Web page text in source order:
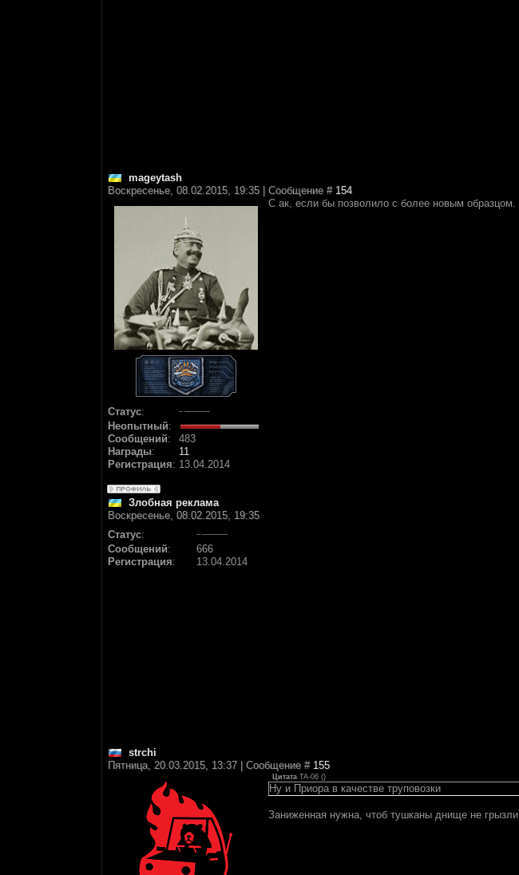
mageytash
Воскресенье, 08.02.2015, 19:35 | Сообщение # 154
Статус:
Неопытный:
Сообщений:
483
Награды:
11
Регистрация: 13.04.2014
С ак, если бы позволило с более новым образцом.
Злобная реклама
Воскресенье, 08.02.2015, 19:35
Статус:
Сообщений:
666
Регистрация: 13.04.2014
strchi
Пятница, 20.03.2015, 13:37 | Сообщение # 155
Цитата TA-06 ()
Ну и Приора в качестве труповозки
Заниженная нужна, чтоб тушканы днище не грызли